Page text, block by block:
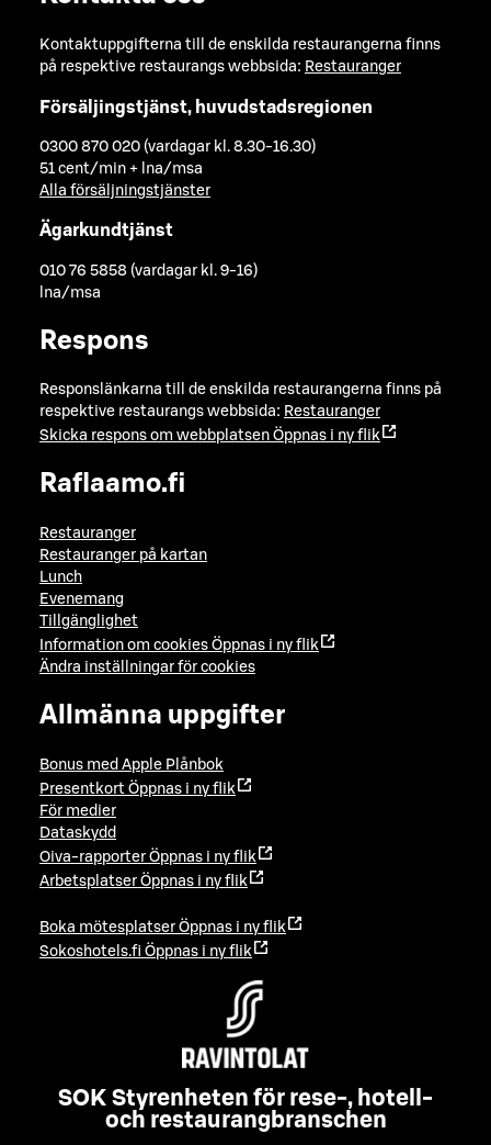
Kontaktuppgifterna till de enskilda restaurangerna finns
på respektive restaurangs webbsida: Restauranger
Försäljingstjänst, huvudstadsregionen
0300 870 020 (vardagar kl. 8.30-16.30)
51 cent/min + lna/msa
Alla försäljningstjänster
Ägarkundtjänst
010 76 5858 (vardagar kl. 9-16)
lna/msa
Respons
Responslänkarna till de enskilda restaurangerna finns på
respektive restaurangs webbsida: Restauranger
Skicka respons om webbplatsen Öppnas i ny flik
Raflaamo.fi
Restauranger
Restauranger på kartan
Lunch
Evenemang
Tillgänglighet
Information om cookies Öppnas i ny flik
Ändra inställningar för cookies
Allmänna uppgifter
Bonus med Apple Plånbok
Presentkort Öppnas i ny flik
För medier
Dataskydd
Oiva-rapporter Öppnas i ny flik
Arbetsplatser Öppnas i ny flik
Boka mötesplatser Öppnas i ny flik
Sokoshotels.fi Öppnas i ny flik
SOK Styrenheten för rese-, hotell-
och restaurangbranschen